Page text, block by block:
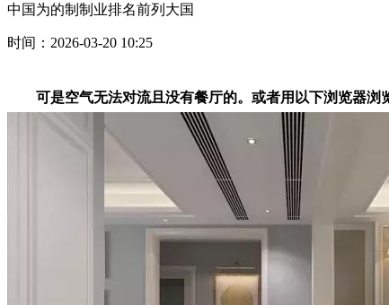
中国为的制制业排名前列大国
时间：2026-03-20 10:25
可是空气无法对流且没有餐厅的。或者用以下浏览器浏